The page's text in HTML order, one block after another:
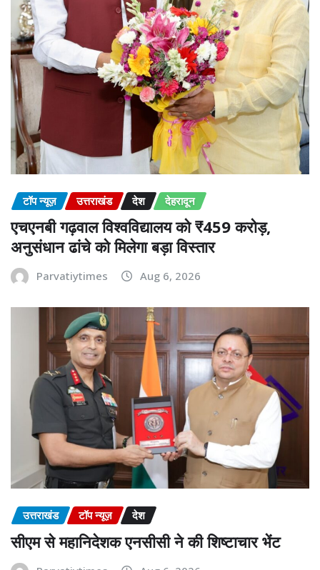
टॉप न्यूज़ उत्तराखंड देश देहरादून
एचएनबी गढ़वाल विश्वविद्यालय को ₹459 करोड़,
अनुसंधान ढांचे को मिलेगा बड़ा विस्तार
Parvatiytimes Aug 6, 2026
उत्तराखंड टॉप न्यूज़ देश
सीएम से महानिदेशक एनसीसी ने की शिष्टाचार भेंट